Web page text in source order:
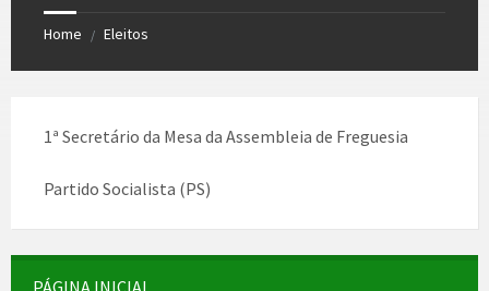
Home / Eleitos
1ª Secretário da Mesa da Assembleia de Freguesia
Partido Socialista (PS)